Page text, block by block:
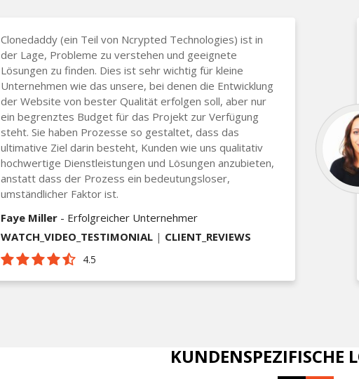
Clonedaddy (ein Teil von Ncrypted Technologies) ist in
der Lage, Probleme zu verstehen und geeignete
Lösungen zu finden. Dies ist sehr wichtig für kleine
Unternehmen wie das unsere, bei denen die Entwicklung
der Website von bester Qualität erfolgen soll, aber nur
ein begrenztes Budget für das Projekt zur Verfügung
steht. Sie haben Prozesse so gestaltet, dass das
ultimative Ziel darin besteht, Kunden wie uns qualitativ
hochwertige Dienstleistungen und Lösungen anzubieten,
anstatt dass der Prozess ein bedeutungsloser,
umständlicher Faktor ist.
Faye Miller - Erfolgreicher Unternehmer
WATCH_VIDEO_TESTIMONIAL | CLIENT_REVIEWS
4.5
KUNDENSPEZIFISCHE